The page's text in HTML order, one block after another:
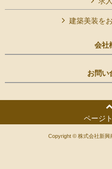
建築美装を
会社
お問い
ページ
Copyright © 株式会社新興